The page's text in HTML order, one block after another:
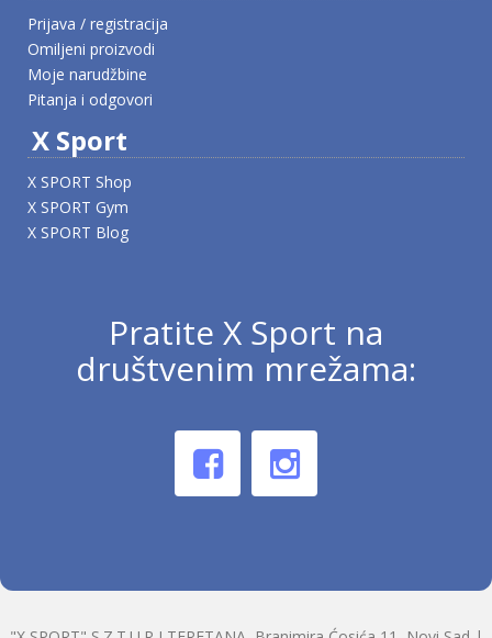
Prijava / registracija
Omiljeni proizvodi
Moje narudžbine
Pitanja i odgovori
X Sport
X SPORT Shop
X SPORT Gym
X SPORT Blog
Pratite X Sport na
društvenim mrežama: